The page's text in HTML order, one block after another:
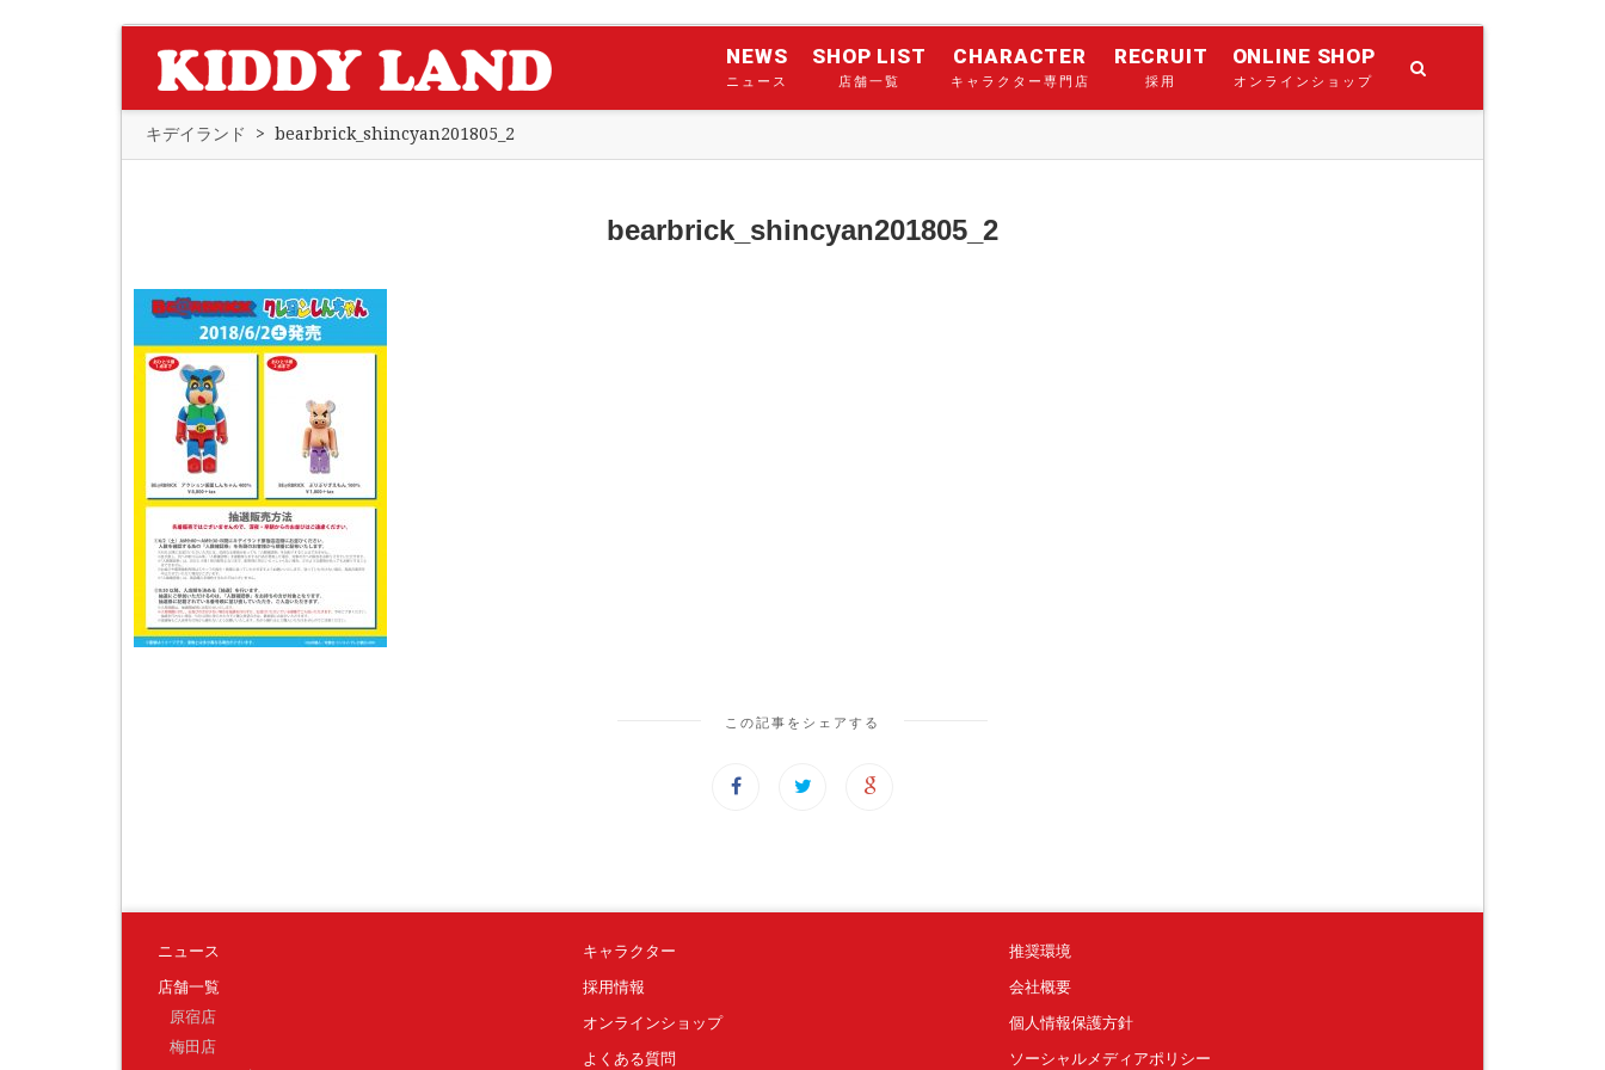
NEWS
ニュース
SHOP LIST
店舗一覧
CHARACTER
キャラクター専門店
RECRUIT
採用
ONLINE SHOP
オンラインショップ
キデイランド > bearbrick_shincyan201805_2
bearbrick_shincyan201805_2
この記事をシェアする
ニュース
店舗一覧
原宿店
梅田店
キャラクター
採用情報
オンラインショップ
よくある質問
推奨環境
会社概要
個人情報保護方針
ソーシャルメディアポリシー